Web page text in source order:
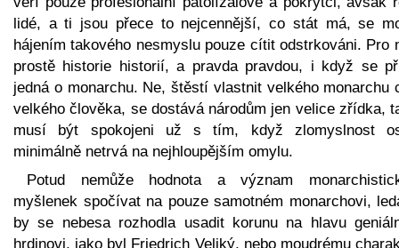
lidé, a ti jsou přece to nejcennější, co stát má, se
hájením takového nesmyslu pouze cítit odstrkováni. Pro
prostě historie historií, a pravda pravdou, i když se
jedná o monarchu. Ne, štěstí vlastnit velkého monarchu
velkého člověka, se dostává národům jen velice zřídka,
musí být spokojeni už s tím, když zlomyslnost
minimálně netrvá na nejhloupějším omylu.
Potud nemůže hodnota a význam
myšlenek spočívat na pouze samotném monarchovi,
by se nebesa rozhodla usadit korunu na hlavu
hrdinovi, jako byl Friedrich Veliký, nebo moudrému